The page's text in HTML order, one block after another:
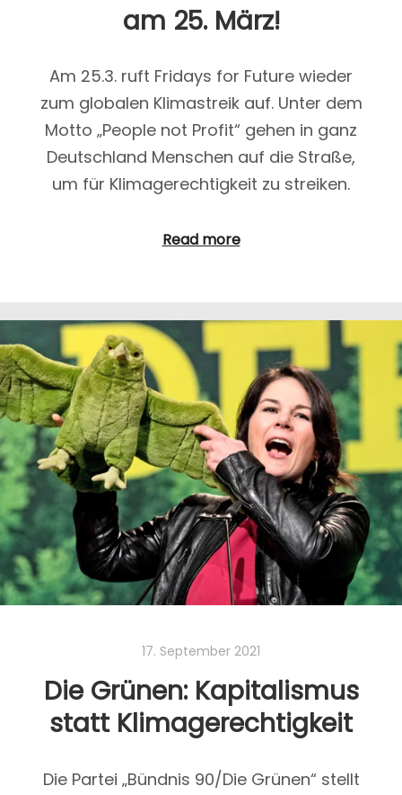
am 25. März!
Am 25.3. ruft Fridays for Future wieder
zum globalen Klimastreik auf. Unter dem
Motto „People not Profit“ gehen in ganz
Deutschland Menschen auf die Straße,
um für Klimagerechtigkeit zu streiken.
Read more
17. September 2021
Die Grünen: Kapitalismus
statt Klimagerechtigkeit
Die Partei „Bündnis 90/Die Grünen“ stellt